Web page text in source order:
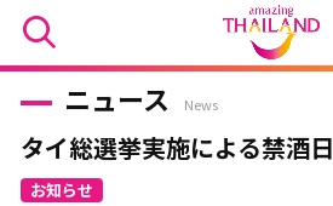
ニュース News
タイ総選挙実施による禁酒日